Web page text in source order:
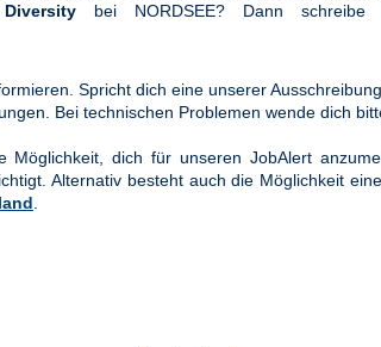
bei NORDSEE? Dann
Spricht dich eine unserer
Bei technischen Problemen wende dich
Möglichkeit, dich für unseren JobAlert
Alternativ besteht auch die Möglichkeit